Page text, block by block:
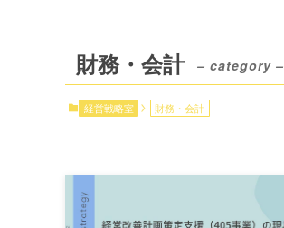
財務・会計 – category –
経営戦略室 財務・会計